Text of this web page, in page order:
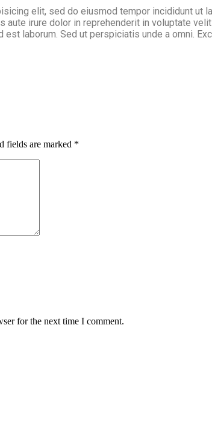
elit, sed do eiusmod tempor incididunt ut
aute irure dolor in reprehenderit in voluptate
laborum. Sed ut perspiciatis unde a omni.
fields are marked *
for the next time I comment.